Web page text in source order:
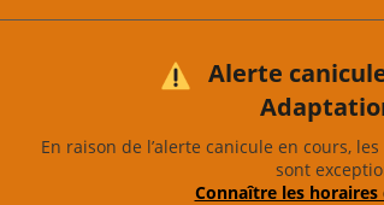
Alerte
En raison de l’alerte canicule en cours,
sont
Connaître les